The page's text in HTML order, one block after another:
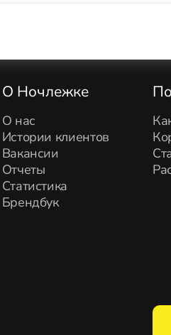
О Ночлежке
О нас
Истории клиентов
Вакансии
Отчеты
Статистика
Брендбук